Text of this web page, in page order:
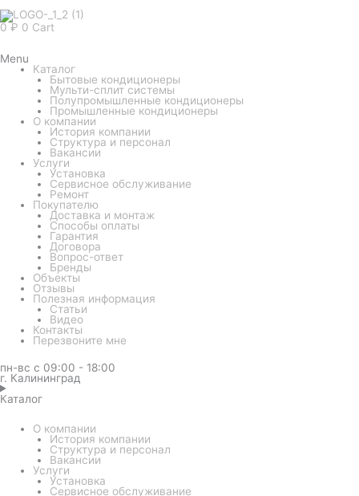
0 ₽ 0 Cart
Menu
Каталог
Бытовые кондиционеры
Мульти-сплит системы
Полупромышленные кондиционеры
Промышленные кондиционеры
О компании
История компании
Структура и персонал
Вакансии
Услуги
Установка
Сервисное обслуживание
Ремонт
Покупателю
Доставка и монтаж
Способы оплаты
Гарантия
Договора
Вопрос-ответ
Бренды
Объекты
Отзывы
Полезная информация
Статьи
Видео
Контакты
Перезвоните мне
пн-вс с 09:00 - 18:00
г. Калининград
Каталог
О компании
История компании
Структура и персонал
Вакансии
Услуги
Установка
Сервисное обслуживание